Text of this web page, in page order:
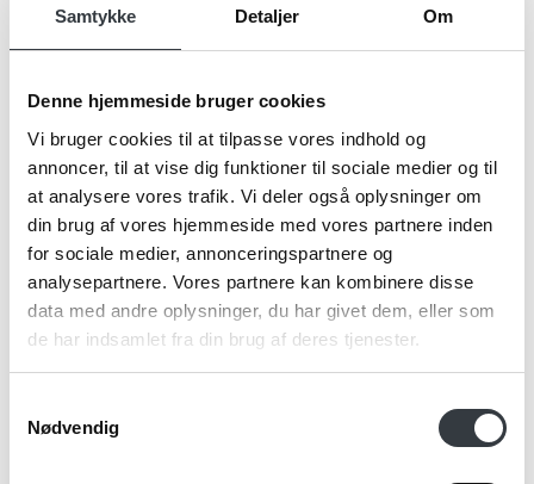
Samtykke Detaljer Om
Denne hjemmeside bruger cookies
Vi bruger cookies til at tilpasse vores indhold og
annoncer, til at vise dig funktioner til sociale medier og til
at analysere vores trafik. Vi deler også oplysninger om
din brug af vores hjemmeside med vores partnere inden
for sociale medier, annonceringspartnere og
analysepartnere. Vores partnere kan kombinere disse
data med andre oplysninger, du har givet dem, eller som
de har indsamlet fra din brug af deres tjenester.
Nødvendig
Telefonnr.*
Email*